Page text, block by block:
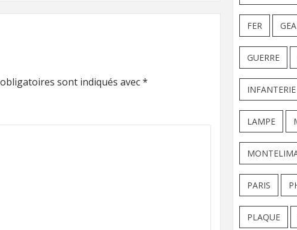
sont indiqués avec*
FER
GUERRE
INFANTERIE
LAMPE
PARIS
PLAQUE